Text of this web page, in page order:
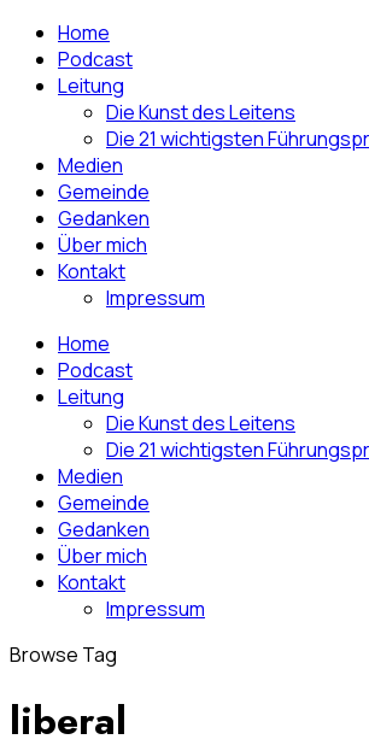
Home
Podcast
Leitung
Die Kunst des Leitens
Die 21 wichtigsten
Medien
Gemeinde
Gedanken
Über mich
Kontakt
Impressum
Home
Podcast
Leitung
Die Kunst des Leitens
Die 21 wichtigsten
Medien
Gemeinde
Gedanken
Über mich
Kontakt
Impressum
Browse Tag
liberal